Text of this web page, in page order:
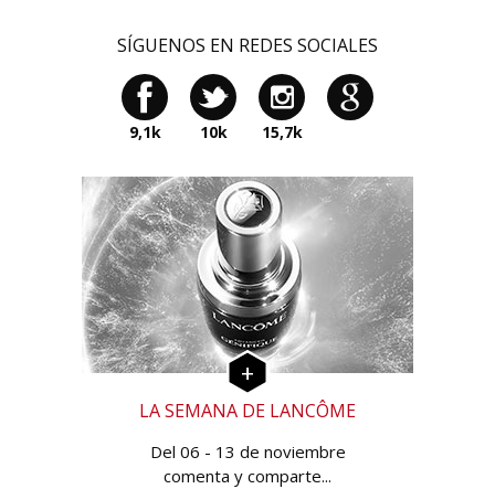
SÍGUENOS EN REDES SOCIALES
9,1k 10k 15,7k
LA SEMANA DE LANCÔME
Del 06 - 13 de noviembre
comenta y comparte...